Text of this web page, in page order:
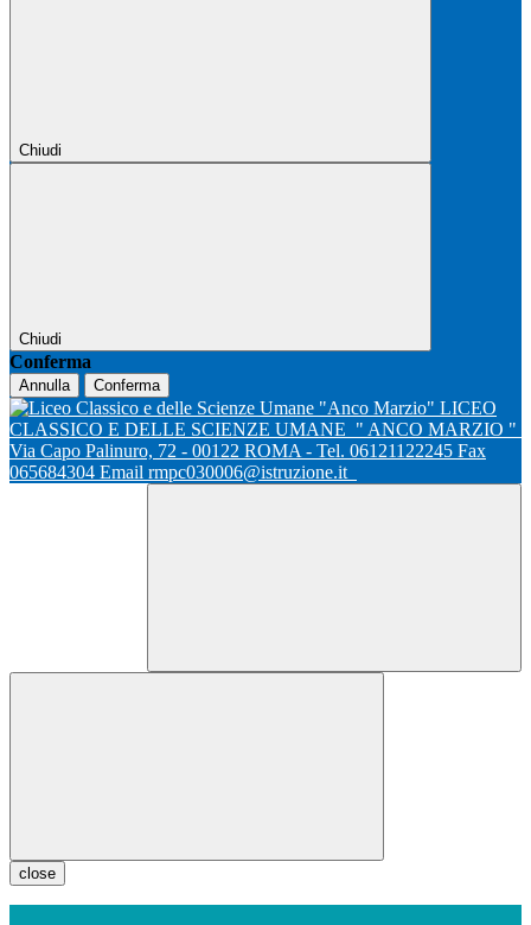
Chiudi
Chiudi
Conferma
Annulla Conferma
LICEO
CLASSICO E DELLE SCIENZE UMANE " ANCO MARZIO "
Via Capo Palinuro, 72 - 00122 ROMA - Tel. 06121122245 Fax
065684304 Email rmpc030006@istruzione.it
close